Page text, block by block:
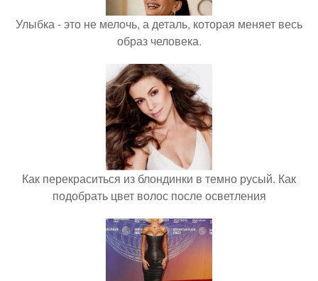
Улыбка - это не мелочь, а деталь, которая меняет весь
образ человека.
Как перекраситься из блондинки в темно русый. Как
подобрать цвет волос после осветления